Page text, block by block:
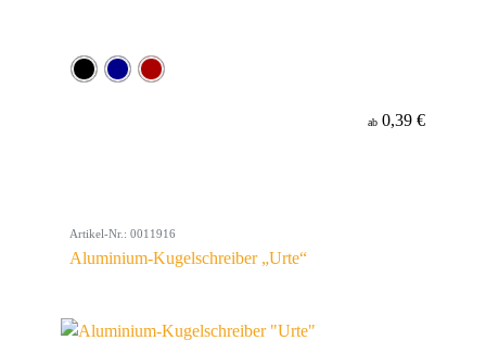
ab 0,39 €
Artikel-Nr.: 0011916
Aluminium-Kugelschreiber „Urte“